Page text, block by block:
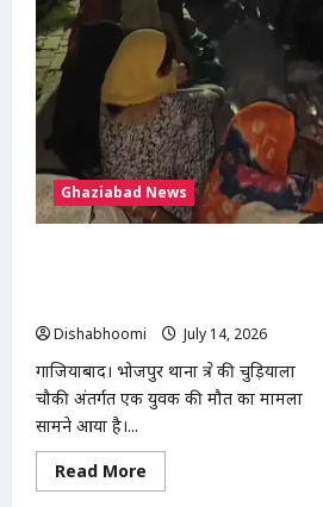
गाजियाबाद
में
पिंक
बूथ
के
बाहर
युवक
की
मौत,
30
मिनट
तक
सड़क
Ghaziabad News
Dishabhoomi
July 14, 2026
गाजियाबाद। भोजपुर थाना क्षेत्र की चुड़ियाला
चौकी अंतर्गत एक युवक की मौत का मामला
सामने आया है।...
Read More
more